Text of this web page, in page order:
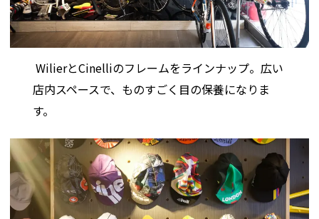
WilierとCinelliのフレームをラインナップ。広い
店内スペースで、ものすごく目の保養になりま
す。